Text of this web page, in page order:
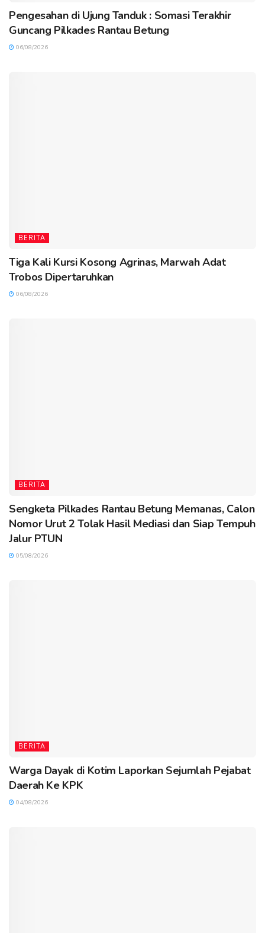
Pengesahan di Ujung Tanduk : Somasi Terakhir
Guncang Pilkades Rantau Betung
06/08/2026
BERITA
Tiga Kali Kursi Kosong Agrinas, Marwah Adat
Trobos Dipertaruhkan
06/08/2026
BERITA
Sengketa Pilkades Rantau Betung Memanas, Calon
Nomor Urut 2 Tolak Hasil Mediasi dan Siap Tempuh
Jalur PTUN
05/08/2026
BERITA
Warga Dayak di Kotim Laporkan Sejumlah Pejabat
Daerah Ke KPK
04/08/2026